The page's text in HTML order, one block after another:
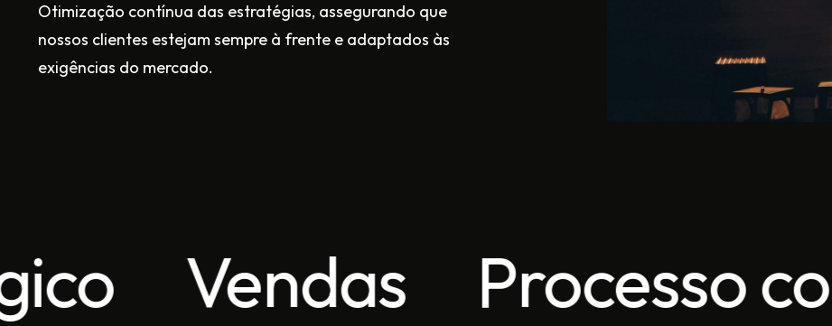
Otimização contínua das estratégias, assegurando que
nossos clientes estejam sempre à frente e adaptados às
exigências do mercado.
Processo